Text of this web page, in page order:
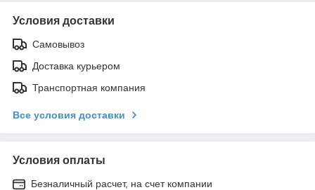
Условия доставки
Самовывоз
Доставка курьером
Транспортная компания
Все условия доставки
Условия оплаты
Безналичный расчет, на счет компании